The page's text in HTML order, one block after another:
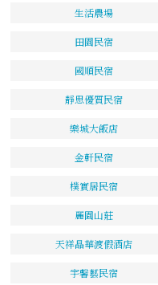
生活農場
田園民宿
國順民宿
靜思優質民宿
樂城大飯店
金軒民宿
樸實居民宿
麗園山莊
天祥晶華渡假酒店
宇馨藝民宿